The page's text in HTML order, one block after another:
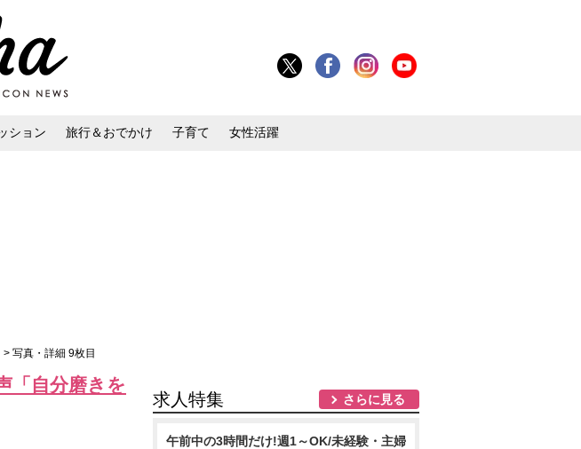
ション 旅行＆おでかけ 子育て 女性活躍
> 写真・詳細 9枚目
「自分磨きを
求人特集 さらに見る
午前中の3時間だけ!週1～OK/未経験・主婦